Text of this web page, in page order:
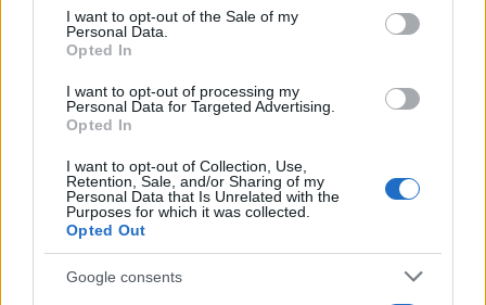
consent section.
I want to opt-out of the Sale of my
Personal Data.
Opted In
I want to opt-out of processing my
Personal Data for Targeted Advertising.
Opted In
I want to opt-out of Collection, Use,
Retention, Sale, and/or Sharing of my
Personal Data that Is Unrelated with the
Purposes for which it was collected.
Opted Out
Google consents
Αν τα χάσατε